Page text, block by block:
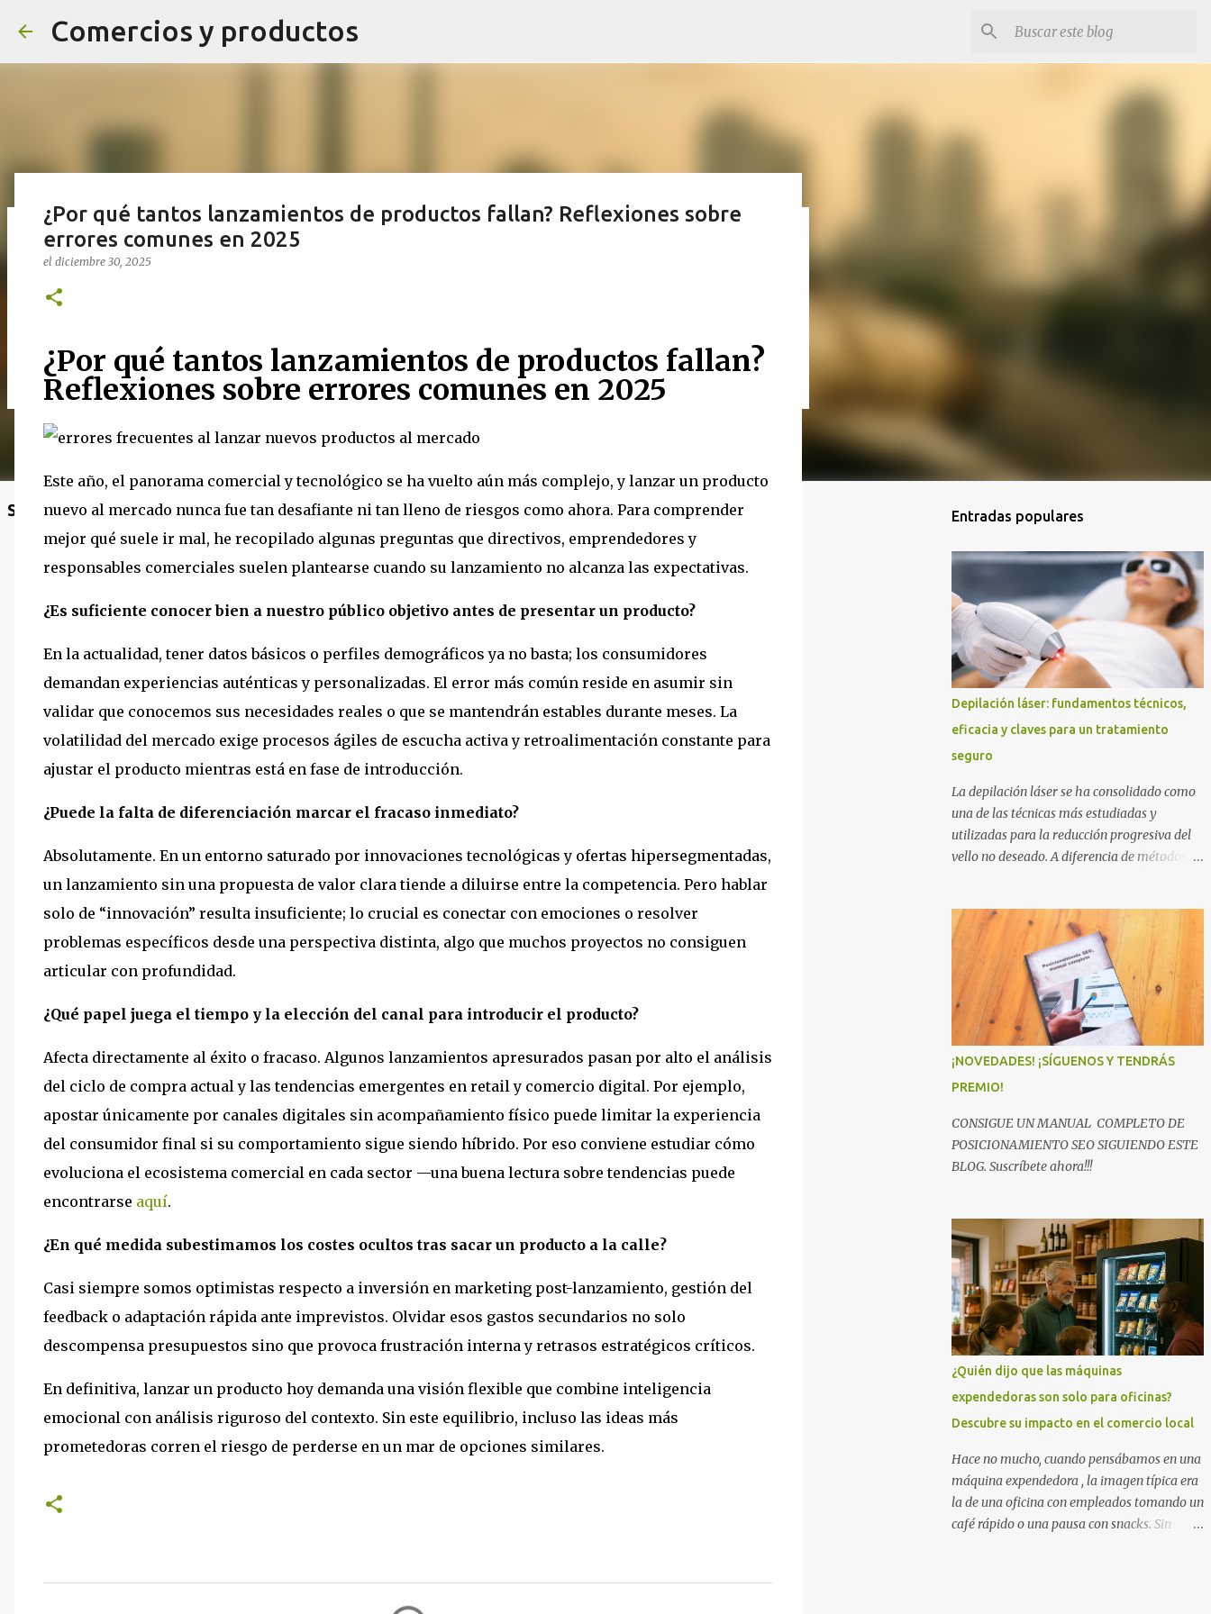
Comercios y productos
Sigue el blog
¡NOVEDADES! ¡SÍGUENOS Y TENDRÁS PREMIO!
agosto 04, 2020
0
¿Por qué tantos lanzamientos de productos fallan? Reflexiones sobre
errores comunes en 2025
el diciembre 30, 2025
¿Por qué tantos lanzamientos de productos fallan?
Reflexiones sobre errores comunes en 2025
Este año, el panorama comercial y tecnológico se ha vuelto aún más complejo, y lanzar un producto
nuevo al mercado nunca fue tan desafiante ni tan lleno de riesgos como ahora. Para comprender
mejor qué suele ir mal, he recopilado algunas preguntas que directivos, emprendedores y
responsables comerciales suelen plantearse cuando su lanzamiento no alcanza las expectativas.
¿Es suficiente conocer bien a nuestro público objetivo antes de presentar un producto?
En la actualidad, tener datos básicos o perfiles demográficos ya no basta; los consumidores
demandan experiencias auténticas y personalizadas. El error más común reside en asumir sin
validar que conocemos sus necesidades reales o que se mantendrán estables durante meses. La
volatilidad del mercado exige procesos ágiles de escucha activa y retroalimentación constante para
ajustar el producto mientras está en fase de introducción.
¿Puede la falta de diferenciación marcar el fracaso inmediato?
Absolutamente. En un entorno saturado por innovaciones tecnológicas y ofertas hipersegmentadas,
un lanzamiento sin una propuesta de valor clara tiende a diluirse entre la competencia. Pero hablar
solo de “innovación” resulta insuficiente; lo crucial es conectar con emociones o resolver
problemas específicos desde una perspectiva distinta, algo que muchos proyectos no consiguen
articular con profundidad.
¿Qué papel juega el tiempo y la elección del canal para introducir el producto?
Afecta directamente al éxito o fracaso. Algunos lanzamientos apresurados pasan por alto el análisis
del ciclo de compra actual y las tendencias emergentes en retail y comercio digital. Por ejemplo,
apostar únicamente por canales digitales sin acompañamiento físico puede limitar la experiencia
del consumidor final si su comportamiento sigue siendo híbrido. Por eso conviene estudiar cómo
evoluciona el ecosistema comercial en cada sector —una buena lectura sobre tendencias puede
encontrarse aquí.
¿En qué medida subestimamos los costes ocultos tras sacar un producto a la calle?
Casi siempre somos optimistas respecto a inversión en marketing post-lanzamiento, gestión del
feedback o adaptación rápida ante imprevistos. Olvidar esos gastos secundarios no solo
descompensa presupuestos sino que provoca frustración interna y retrasos estratégicos críticos.
En definitiva, lanzar un producto hoy demanda una visión flexible que combine inteligencia
emocional con análisis riguroso del contexto. Sin este equilibrio, incluso las ideas más
prometedoras corren el riesgo de perderse en un mar de opciones similares.
Entradas populares
Depilación láser: fundamentos técnicos,
eficacia y claves para un tratamiento
seguro
La depilación láser se ha consolidado como
una de las técnicas más estudiadas y
utilizadas para la reducción progresiva del
vello no deseado. A diferencia de métodos
conocidos: dirigir energía lumínica hacia
una estructura concreta (el folículo piloso)
para alterar su capacidad de producir vello
de forma sostenida. En centros de estética
avanzados como Jania Estètica , el valor de
este tratamiento no está solo en “eliminar
vello”, sino en hacerlo con criterio:
entendiendo cómo funciona el ciclo piloso,
qué variables influyen en los resultados y
cómo adaptar cada sesión al tipo de piel y a
la zona tratada para maximizar eficacia y
confort. Cómo funciona la depilación láser:
longitud de onda específica atraviesa la piel
y es absorbida preferentemente por la
melanina del vello. Esa absorción
transforma la luz en...
¡NOVEDADES! ¡SÍGUENOS Y TENDRÁS
PREMIO!
CONSIGUE UN MANUAL COMPLETO DE
POSICIONAMIENTO SEO SIGUIENDO ESTE
BLOG. Suscríbete ahora!!!
¿Quién dijo que las máquinas
expendedoras son solo para oficinas?
Descubre su impacto en el comercio local
Hace no mucho, cuando pensábamos en una
máquina expendedora , la imagen típica era
la de una oficina con empleados tomando un
café rápido o una pausa con snacks. Sin